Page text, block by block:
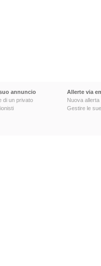
annuncio
di un privato
Allerte via
Nuova allerta
Gestire le